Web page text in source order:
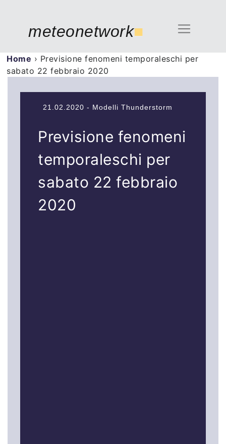
meteonetwork■
Home › Previsione fenomeni temporaleschi per
sabato 22 febbraio 2020
21.02.2020 - Modelli Thunderstorm
Previsione fenomeni
temporaleschi per
sabato 22 febbraio
2020